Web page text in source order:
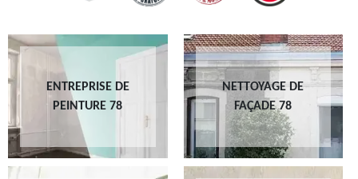
ENTREPRISE DE
PEINTURE 78
NETTOYAGE DE
FAÇADE 78